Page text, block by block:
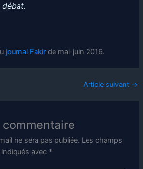
journal Fakir de mai-juin 2016.
Article suivant →
commentaire
ne sera pas publiée. Les champs
avec *